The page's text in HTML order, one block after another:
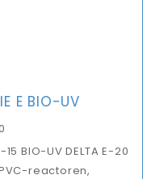
E BIO-UV
15 BIO-UV DELTA E-20
PVC-reactoren,